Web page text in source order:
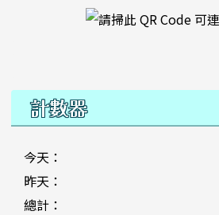
計數器
今天：
昨天：
總計：